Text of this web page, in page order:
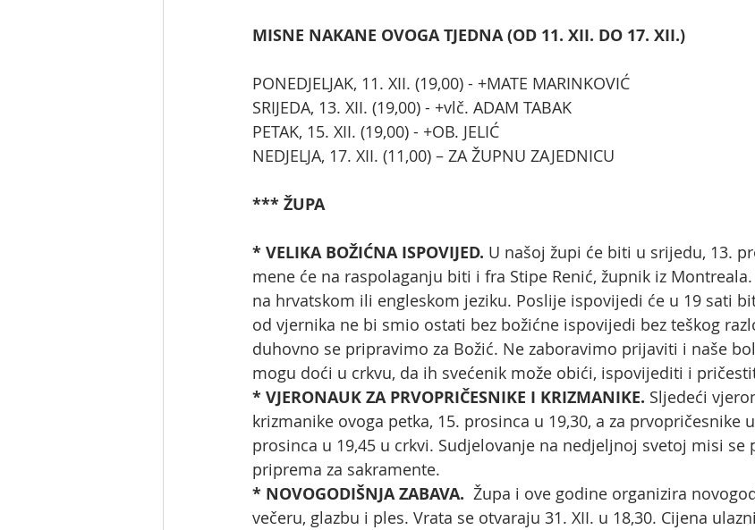
MISNE NAKANE OVOGA TJEDNA (OD 11. XII. DO 17. XII.)
PONEDJELJAK, 11. XII. (19,00) - +MATE MARINKOVIĆ
SRIJEDA, 13. XII. (19,00) - +vlč. ADAM TABAK
PETAK, 15. XII. (19,00) - +OB. JELIĆ
NEDJELJA, 17. XII. (11,00) – ZA ŽUPNU ZAJEDNICU
*** ŽUPA
* VELIKA BOŽIĆNA ISPOVIJED. U našoj župi će biti u srijedu, 13.
mene će na raspolaganju biti i fra Stipe Renić, župnik iz
na hrvatskom ili engleskom jeziku. Poslije ispovijedi će u 19 sati
od vjernika ne bi smio ostati bez božićne ispovijedi bez teškog
duhovno se pripravimo za Božić. Ne zaboravimo prijaviti i naše
mogu doći u crkvu, da ih svećenik može obići, ispovijediti i
* VJERONAUK ZA PRVOPRIČESNIKE I KRIZMANIKE. Sljedeći
krizmanike ovoga petka, 15. prosinca u 19,30, a za prvopričesnike
prosinca u 19,45 u crkvi. Sudjelovanje na nedjeljnoj svetoj misi se
priprema za sakramente.
* NOVOGODIŠNJA ZABAVA. Župa i ove godine organizira
večeru, glazbu i ples. Vrata se otvaraju 31. XII. u 18,30. Cijena